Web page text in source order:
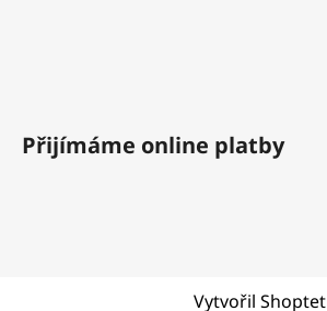
Přijímáme online platby
Vytvořil Shoptet